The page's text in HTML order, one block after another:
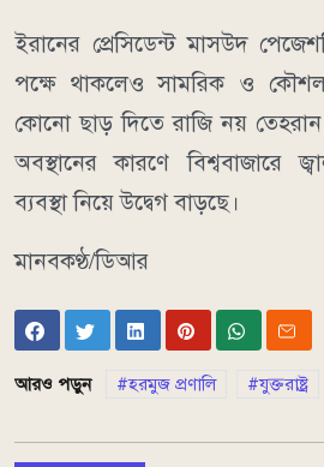
ইরানের প্রেসিডেন্ট মাসউদ
পক্ষে থাকলেও সামরিক ও
কোনো ছাড় দিতে রাজি নয়
অবস্থানের কারণে বিশ্ববাজারে
ব্যবস্থা নিয়ে উদ্বেগ বাড়ছে।
মানবকণ্ঠ/ডিআর
আরও পড়ুন হরমুজ প্রণালি যুক্তরাষ্ট্র